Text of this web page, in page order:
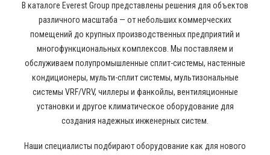
В каталоге Everest Group представлены решения для объектов
различного масштаба — от небольших коммерческих
помещений до крупных производственных предприятий и
многофункциональных комплексов. Мы поставляем и
обслуживаем полупромышленные сплит-системы, настенные
кондиционеры, мульти-сплит системы, мультизональные
системы VRF/VRV, чиллеры и фанкойлы, вентиляционные
установки и другое климатическое оборудование для
создания надежных инженерных систем.
Наши специалисты подбирают оборудование как для нового